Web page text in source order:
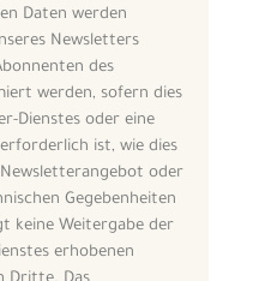
Daten werden
Newsletters
des
werden, sofern dies
Dienstes oder eine
ist, wie dies
oder
Gegebenheiten
keine Weitergabe der
erhobenen